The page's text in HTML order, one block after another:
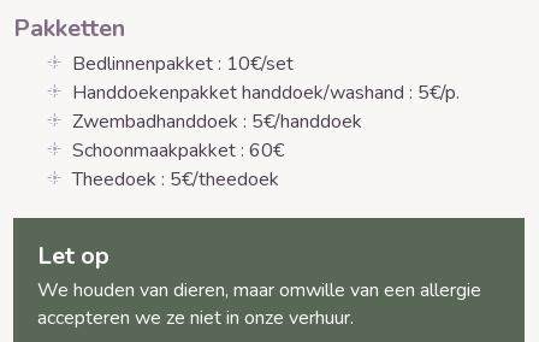
Pakketten
Bedlinnenpakket : 10€/set
Handdoekenpakket handdoek/washand : 5€/p.
Zwembadhanddoek : 5€/handdoek
Schoonmaakpakket : 60€
Theedoek : 5€/theedoek
Let op
We houden van dieren, maar omwille van een allergie
accepteren we ze niet in onze verhuur.